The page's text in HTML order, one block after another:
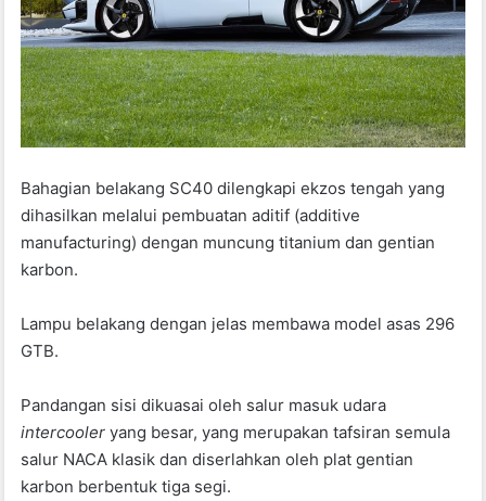
Bahagian belakang SC40 dilengkapi ekzos tengah yang
dihasilkan melalui pembuatan aditif (additive
manufacturing) dengan muncung titanium dan gentian
karbon.
Lampu belakang dengan jelas membawa model asas 296
GTB.
Pandangan sisi dikuasai oleh salur masuk udara
intercooler yang besar, yang merupakan tafsiran semula
salur NACA klasik dan diserlahkan oleh plat gentian
karbon berbentuk tiga segi.